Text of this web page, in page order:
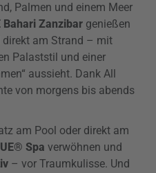
Palmen und einem Meer
Bahari Zanzibar genießen
direkt am Strand – mit
Palaststil und einer
aussieht. Dank All
von morgens bis abends
am Pool oder direkt am
Spa verwöhnen und
– vor Traumkulisse. Und